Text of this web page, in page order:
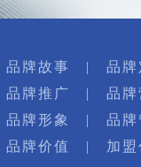
品牌故事 | 品牌
品牌推广 | 品牌
品牌形象 | 品牌
品牌价值 | 加盟